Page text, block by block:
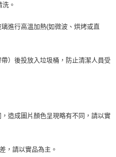
。
進行高溫加熱(如微波、烘烤或直
）後投放入垃圾桶，防止清潔人員受
造成圖片顏色呈現略有不同，請以實
，請以實品為主。